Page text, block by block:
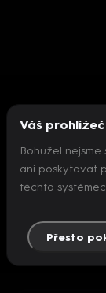
Váš
Bohužel
ani poskytovat
těchto
Přesto